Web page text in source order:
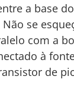
a base
se
com a
à
de